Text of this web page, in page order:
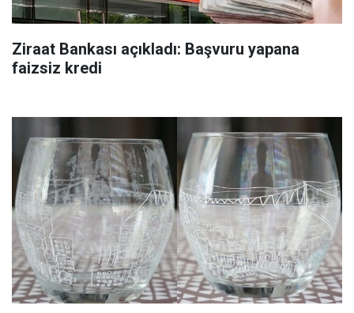
Ziraat Bankası açıkladı: Başvuru yapana
faizsiz kredi